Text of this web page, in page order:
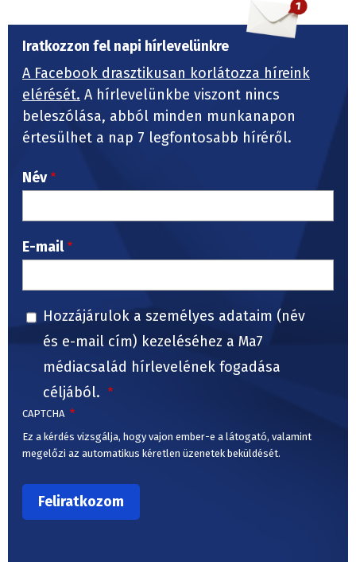
Iratkozzon fel napi hírlevelünkre
A Facebook drasztikusan korlátozza híreink
elérését. A hírlevelünkbe viszont nincs
beleszólása, abból minden munkanapon
értesülhet a nap 7 legfontosabb híréről.
Név
E-mail
Hozzájárulok a személyes adataim (név
és e-mail cím) kezeléséhez a Ma7
médiacsalád hírlevelének fogadása
céljából.
CAPTCHA
Ez a kérdés vizsgálja, hogy vajon ember-e a látogató, valamint
megelőzi az automatikus kéretlen üzenetek beküldését.